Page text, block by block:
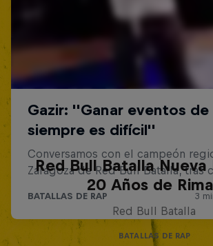
Red Bull Batalla Nueva
20 Años de
Red Bull Batalla
BATALLAS DE RAP